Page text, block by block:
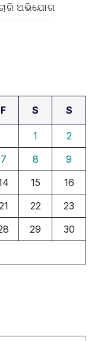
ଅଭିଯୋଗ
F S S
1
2
7 8
9
15
16
22
23
29
30